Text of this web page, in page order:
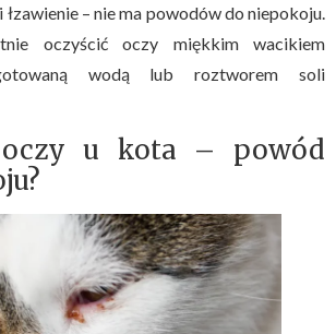
– nie ma powodów do niepokoju.
oczyścić oczy miękkim wacikiem
wodą lub roztworem soli
oczy u kota – powód